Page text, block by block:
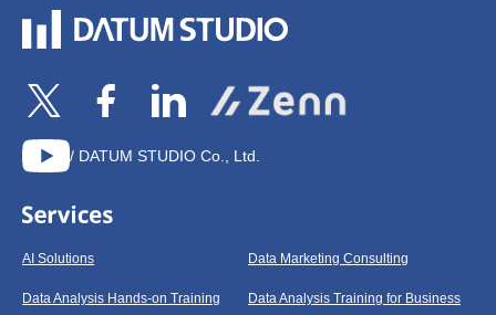
/ DATUM STUDIO Co., Ltd.
AI Solutions Data Marketing Consulting
Data Analysis Hands-on Training Data Analysis Training for Business